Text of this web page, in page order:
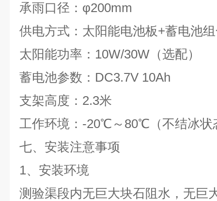
承雨口径：φ200mm
供电方式：太阳能电池板+蓄电池
太阳能功率：10W/30W（选配）
蓄电池参数：DC3.7V 10Ah
支架高度：2.3米
工作环境：-20℃～80℃（不结冰状
七、安装注意事项
1、安装环境
测验渠段内无巨大块石阻水，无巨